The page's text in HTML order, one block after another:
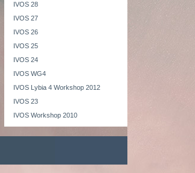
IVOS 28
IVOS 27
IVOS 26
IVOS 25
IVOS 24
IVOS WG4
IVOS Lybia 4 Workshop 2012
IVOS 23
IVOS Workshop 2010